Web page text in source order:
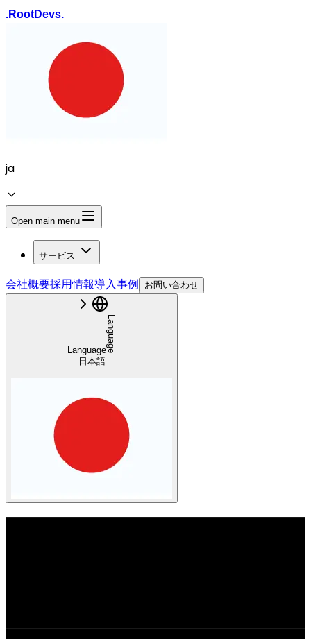
.RootDevs.
ja
Open main menu
サービス
会社概要採用情報導入事例 お問い合わせ
LanguageLanguage
日本語